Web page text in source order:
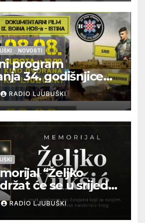
NOVOSTI
program
34. godišnjice
Blaža
i osmorice
HOS-a
RADIO LJUBUŠKI
“Željko
će se u srijedu
u Otoku
RADIO LJUBUŠKI